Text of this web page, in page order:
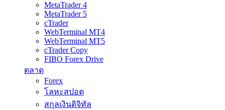
MetaTrader 4
MetaTrader 5
cTrader
WebTerminal MT4
WebTerminal MT5
cTrader Copy
FIBO Forex Drive
ตลาด
Forex
โลหะสปอต
สกุลเงินดิจิทัล